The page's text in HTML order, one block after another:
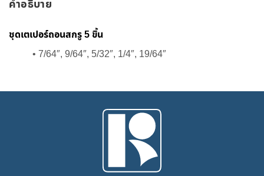
คำอธิบาย
ชุดเตเปอร์ถอนสกรู 5 ขิ้น
• 7/64″, 9/64″, 5/32″, 1/4″, 19/64″